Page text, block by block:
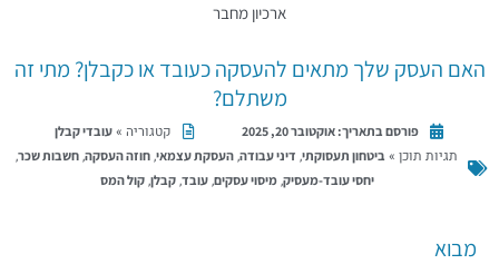
ארכיון מחבר
האם העסק שלך מתאים להעסקה כעובד או כקבלן? מתי זה
משתלם?
פורסם בתאריך:אוקטובר 20, 2025 קטגוריה » עובדי קבלן
תגיות תוכן » ביטחון תעסוקתי,דיני עבודה,העסקת עצמאי,חוזה העסקה,חשבות שכר,
יחסי עובד-מעסיק,מיסוי עסקים,עובד,קבלן,קול המס
מבוא